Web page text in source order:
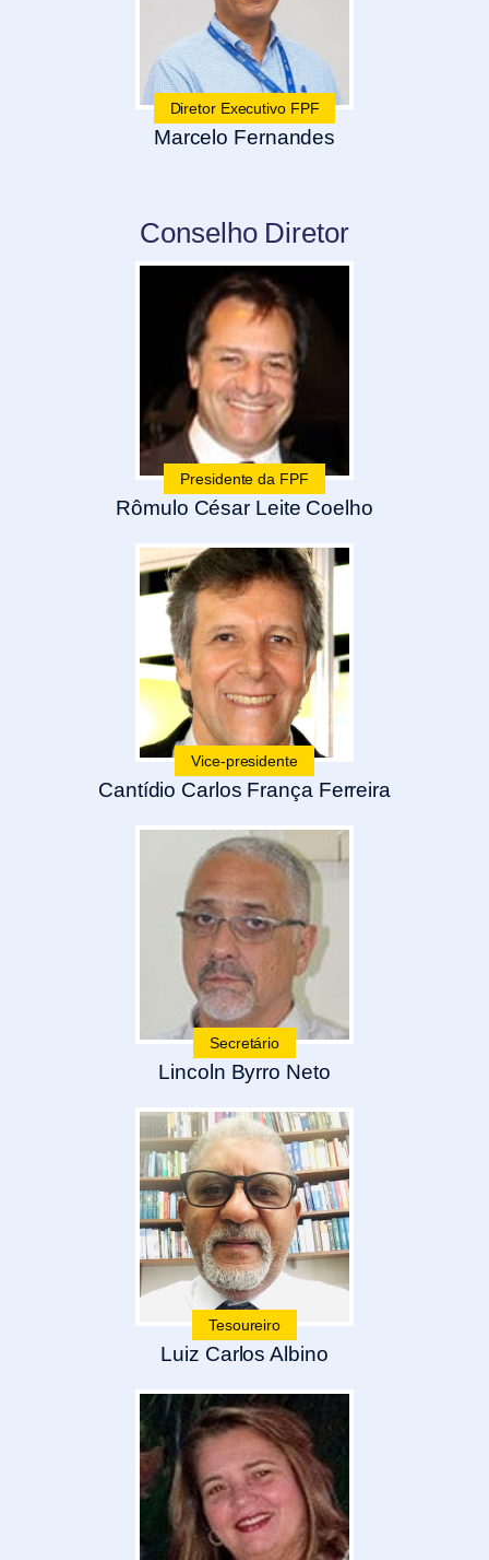
Diretor Executivo FPF
Marcelo Fernandes
Conselho Diretor
Presidente da FPF
Rômulo César Leite Coelho
Vice-presidente
Cantídio Carlos França Ferreira
Secretário
Lincoln Byrro Neto
Tesoureiro
Luiz Carlos Albino